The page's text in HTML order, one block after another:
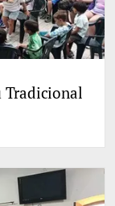
Tradicional